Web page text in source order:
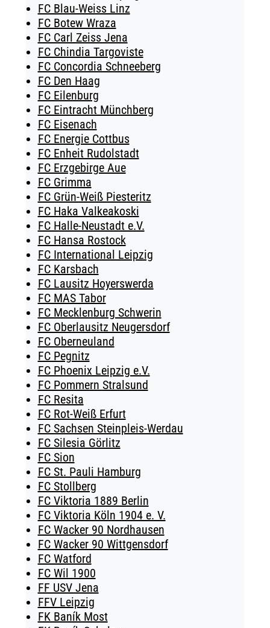
FC Blau-Weiss Linz
FC Botew Wraza
FC Carl Zeiss Jena
FC Chindia Targoviste
FC Concordia Schneeberg
FC Den Haag
FC Eilenburg
FC Eintracht Münchberg
FC Eisenach
FC Energie Cottbus
FC Enheit Rudolstadt
FC Erzgebirge Aue
FC Grimma
FC Grün-Weiß Piesteritz
FC Haka Valkeakoski
FC Halle-Neustadt e.V.
FC Hansa Rostock
FC International Leipzig
FC Karsbach
FC Lausitz Hoyerswerda
FC MAS Tabor
FC Mecklenburg Schwerin
FC Oberlausitz Neugersdorf
FC Oberneuland
FC Pegnitz
FC Phoenix Leipzig e.V.
FC Pommern Stralsund
FC Resita
FC Rot-Weiß Erfurt
FC Sachsen Steinpleis-Werdau
FC Silesia Görlitz
FC Sion
FC St. Pauli Hamburg
FC Stollberg
FC Viktoria 1889 Berlin
FC Viktoria Köln 1904 e. V.
FC Wacker 90 Nordhausen
FC Wacker 90 Wittgensdorf
FC Watford
FC Wil 1900
FF USV Jena
FFV Leipzig
FK Baník Most